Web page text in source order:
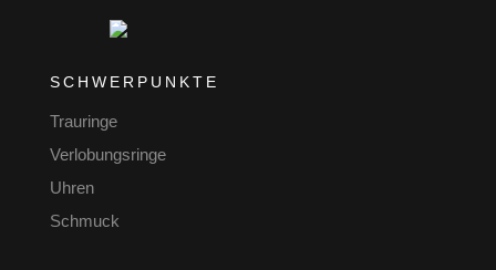
SCHWERPUNKTE
Trauringe
Verlobungsringe
Uhren
Schmuck